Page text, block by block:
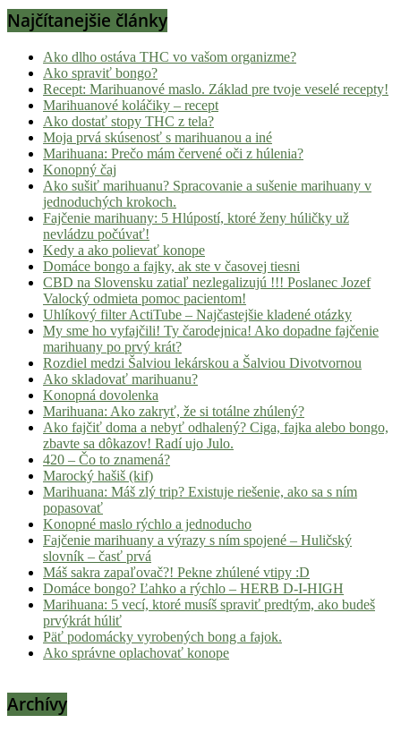
Najčítanejšie články
Ako dlho ostáva THC vo vašom organizme?
Ako spraviť bongo?
Recept: Marihuanové maslo. Základ pre tvoje veselé recepty!
Marihuanové koláčiky – recept
Ako dostať stopy THC z tela?
Moja prvá skúsenosť s marihuanou a iné
Marihuana: Prečo mám červené oči z húlenia?
Konopný čaj
Ako sušiť marihuanu? Spracovanie a sušenie marihuany v
jednoduchých krokoch.
Fajčenie marihuany: 5 Hlúpostí, ktoré ženy húličky už
nevládzu počúvať!
Kedy a ako polievať konope
Domáce bongo a fajky, ak ste v časovej tiesni
CBD na Slovensku zatiaľ nezlegalizujú !!! Poslanec Jozef
Valocký odmieta pomoc pacientom!
Uhlíkový filter ActiTube – Najčastejšie kladené otázky
My sme ho vyfajčili! Ty čarodejnica! Ako dopadne fajčenie
marihuany po prvý krát?
Rozdiel medzi Šalviou lekárskou a Šalviou Divotvornou
Ako skladovať marihuanu?
Konopná dovolenka
Marihuana: Ako zakryť, že si totálne zhúlený?
Ako fajčiť doma a nebyť odhalený? Ciga, fajka alebo bongo,
zbavte sa dôkazov! Radí ujo Julo.
420 – Čo to znamená?
Marocký hašiš (kif)
Marihuana: Máš zlý trip? Existuje riešenie, ako sa s ním
popasovať
Konopné maslo rýchlo a jednoducho
Fajčenie marihuany a výrazy s ním spojené – Huličský
slovník – časť prvá
Máš sakra zapaľovač?! Pekne zhúlené vtipy :D
Domáce bongo? Ľahko a rýchlo – HERB D-I-HIGH
Marihuana: 5 vecí, ktoré musíš spraviť predtým, ako budeš
prvýkrát húliť
Päť podomácky vyrobených bong a fajok.
Ako správne oplachovať konope
Archívy